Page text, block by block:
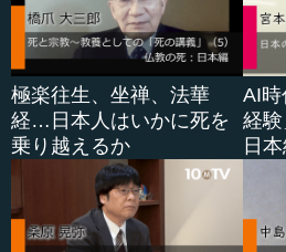
たような分野、例えば、健康や
ラや、農村なども世界から稼げ
そういう分野を市場にしよう、と
生懸命書いたのですが、これは民
変わりません。文章としては良く
いるようですが、“Ｓｅｅ ｗｈａ
極楽往生、坐禅、法華
経…日本人はいかに死を
乗り越えるか
AI時
経
日